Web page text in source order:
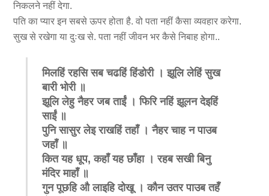
निकलने नहीं देगा.
पति का प्यार इन सबसे ऊपर होता है. वो पता नहीं कैसा व्यवहार करेगा.
सुख से रखेगा या दुःख से. पता नहीं जीवन भर कैसे निबाह होगा..
मिलहिं रहसि सब चढहिं हिंडोरी । झूलि लेहिं सुख
बारी भोरी ॥
झूलि लेहु नैहर जब ताईं । फिरि नहिं झूलन देइहिं
साईं ॥
पुनि सासुर लेइ राखहिं तहाँ । नैहर चाह न पाउब
जहाँ ॥
कित यह धूप,कहाँ यह छाँहा । रहब सखी बिनु
मंदिर माहाँ ॥
गुन पूछहि औ लाइहि दोखू । कौन उतर पाउब तहँ